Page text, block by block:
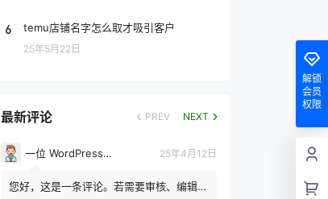
6 temu店铺名字怎么取才吸引客户
25年5月22日
最新评论 PREV NEXT
一位 WordPress 评论者 25年4月12日
您好，这是一条评论。若需要审核、编辑或
解锁
会员
权限